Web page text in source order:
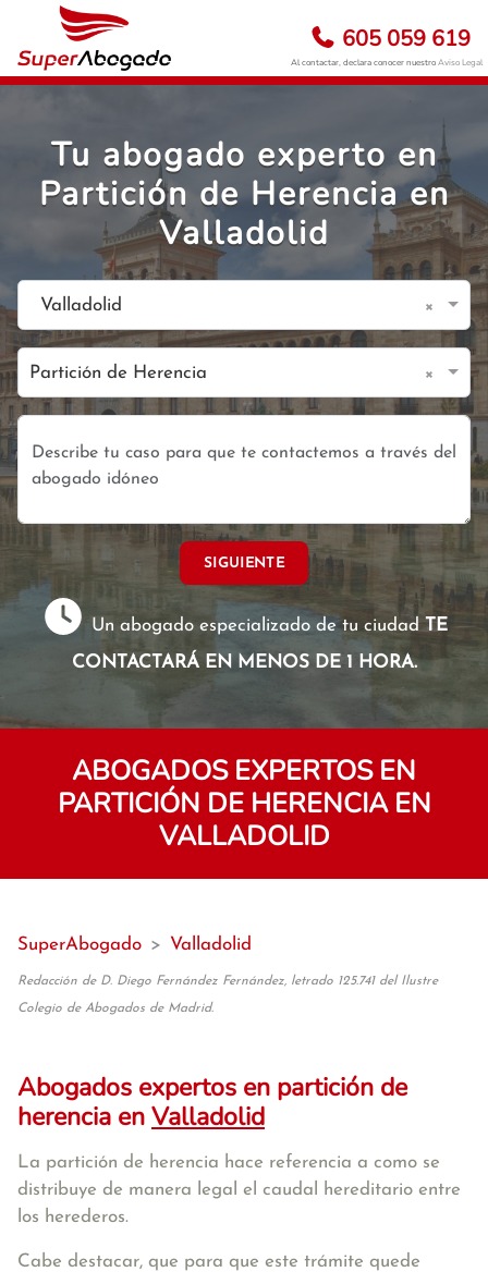
605 059 619
Al contactar, declara conocer nuestroAviso Legal
Tu abogado experto en
Partición de Herencia en
Valladolid
Valladolid ×
Partición de Herencia ×
SIGUIENTE
Un abogado especializado de tu ciudadTE
CONTACTARÁ EN MENOS DE 1 HORA.
ABOGADOS EXPERTOS EN
PARTICIÓN DE HERENCIA EN
VALLADOLID
SuperAbogado > Valladolid
Redacción de D. Diego Fernández Fernández, letrado 125.741 del Ilustre
Colegio de Abogados de Madrid.
Abogados expertos en partición de
herencia enValladolid
La partición de herencia hace referencia a como se
distribuye de manera legal el caudal hereditario entre
los herederos.
Cabe destacar, que para que este trámite quede